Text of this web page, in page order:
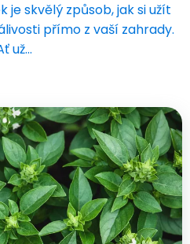
je skvělý způsob, jak si užít
přímo z vaší zahrady.
už…